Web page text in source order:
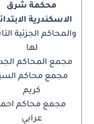
محكمة شرق
الاسكندرية
والمحاكم الجزئية
لها
مجمع المحاكم
مجمع محاكم
كريم
مجمع محاكم
عرابي